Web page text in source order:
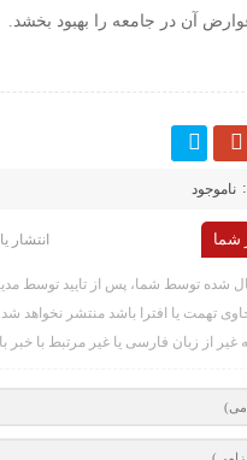
آن در جامعه را بهبود بخشد.
ناموجود
شما انتشار
شده توسط شما، پس از تایید توسط
تهمت یا افترا باشد منتشر نخواهد شد.
غیر از زبان فارسی یا غیر مرتبط با خبر